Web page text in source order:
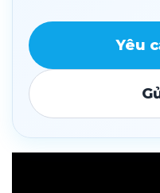
Yêu